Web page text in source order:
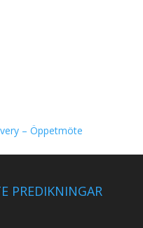
– Öppetmöte
PREDIKNINGAR